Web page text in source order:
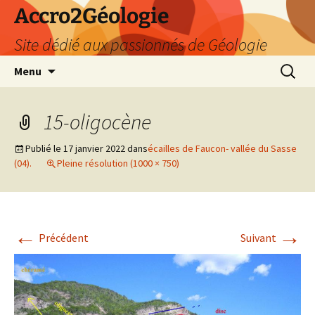
Accro2Géologie
Site dédié aux passionnés de Géologie
Menu
15-oligocène
Publié le 17 janvier 2022dansécailles de Faucon- vallée du Sasse
(04).
Pleine résolution (1000 × 750)
← Précédent Suivant →